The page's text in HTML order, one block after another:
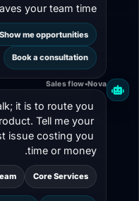
يعطيك نتائج قابلة
وأصحاب الشركات، مع
دقيقة وقابلة للتنفيذ.
287
your team time?
Show me opportunities
Book a consultation
Nova
•
Sales flow
it is to route you
Tell me your
issue costing you
time or money.
Core Services